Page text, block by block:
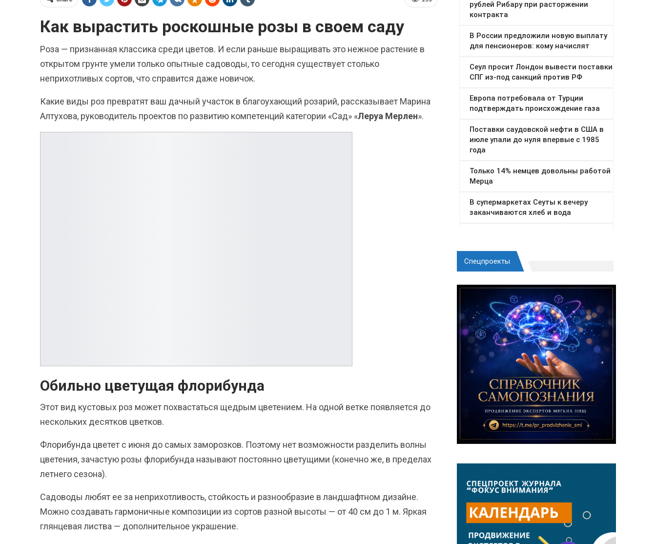
Как вырастить роскошные розы в своем саду
Роза — признанная классика среди цветов. И если раньше выращивать это нежное растение в
открытом грунте умели только опытные садоводы, то сегодня существует столько
неприхотливых сортов, что справится даже новичок.
Какие виды роз превратят ваш дачный участок в благоухающий розарий, рассказывает Марина
Алтухова, руководитель проектов по развитию компетенций категории «Сад» «Леруа Мерлен».
Обильно цветущая флорибунда
Этот вид кустовых роз может похвастаться щедрым цветением. На одной ветке появляется до
нескольких десятков цветков.
Флорибунда цветет с июня до самых заморозков. Поэтому нет возможности разделить волны
цветения, зачастую розы флорибунда называют постоянно цветущими (конечно же, в пределах
летнего сезона).
Садоводы любят ее за неприхотливость, стойкость и разнообразие в ландшафтном дизайне.
Можно создавать гармоничные композиции из сортов разной высоты — от 40 см до 1 м. Яркая
глянцевая листва — дополнительное украшение.
Спецпроекты